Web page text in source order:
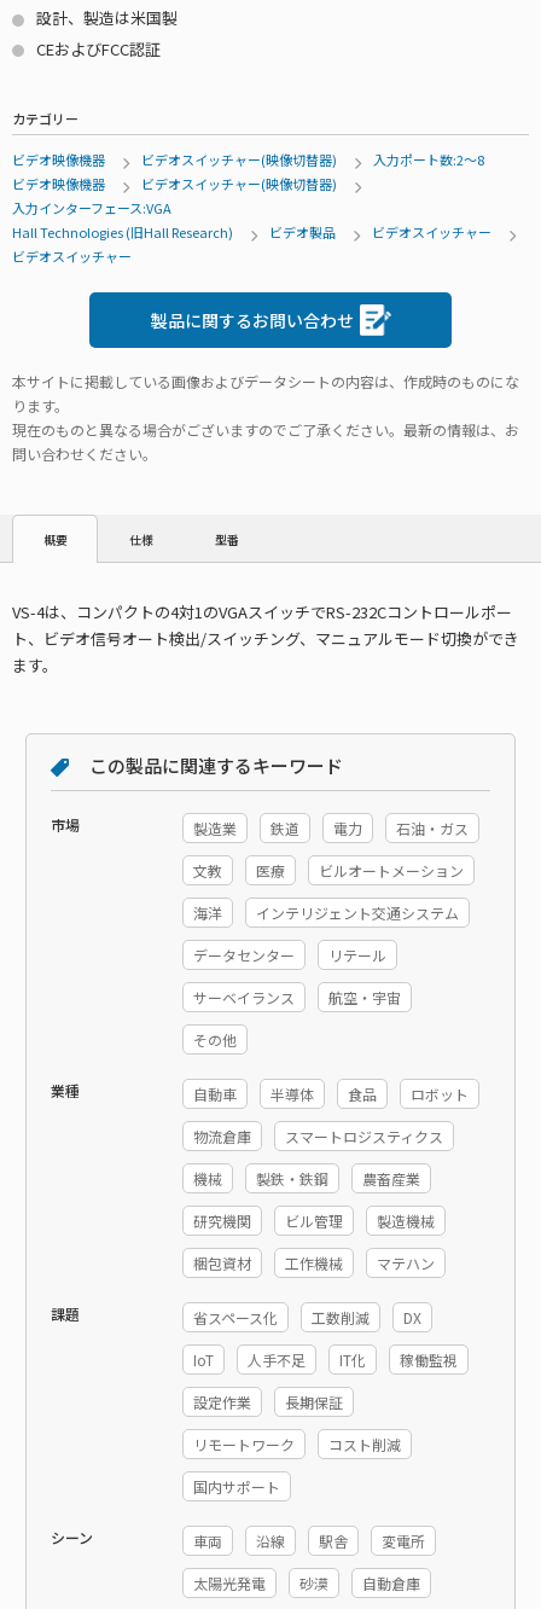
設計、製造は米国製
CEおよびFCC認証
カテゴリー
ビデオ映像機器 ビデオスイッチャー(映像切替器)
入力ポート数:2～8
ビデオ映像機器
ビデオスイッチャー(映像切替器)
入力インターフェース:VGA
Hall Technologies (旧Hall Research)
ビデオ製品
ビデオスイッチャー
ビデオスイッチャー
製品に関するお問い合わせ
本サイトに掲載している画像およびデータシートの内容は、作成時のものにな
ります。
現在のものと異なる場合がございますのでご了承ください。最新の情報は、お
問い合わせください。
概要 仕様 型番
VS-4は、コンパクトの4対1のVGAスイッチでRS-232Cコントロールポー
ト、ビデオ信号オート検出/スイッチング、マニュアルモード切換ができ
ます。
この製品に関連するキーワード
市場 製造業 鉄道 電力 石油・ガス
文教 医療 ビルオートメーション
海洋 インテリジェント交通システム
データセンター リテール
サーベイランス 航空・宇宙
その他
業種 自動車 半導体 食品 ロボット
物流倉庫 スマートロジスティクス
機械 製鉄・鉄鋼 農畜産業
研究機関 ビル管理 製造機械
梱包資材 工作機械 マテハン
課題 省スペース化 工数削減 DX
IoT 人手不足 IT化 稼働監視
設定作業 長期保証
リモートワーク コスト削減
国内サポート
シーン 車両 沿線 駅舎 変電所
太陽光発電 砂漠 自動倉庫